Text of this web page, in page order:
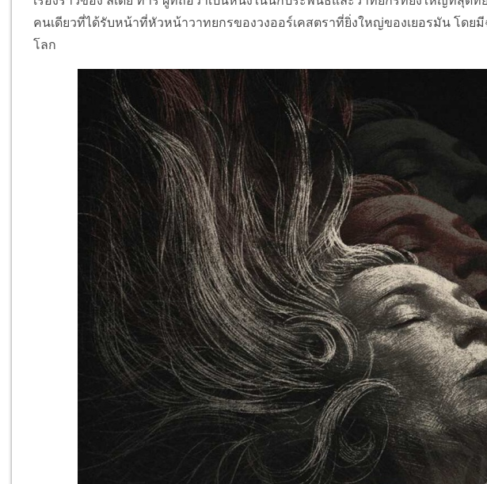
คนเดียวที่ได้รับหน้าที่หัวหน้าวาทยกรของวงออร์เคสตราที่ยิ่งใหญ่ของเยอรมัน โดย
โลก